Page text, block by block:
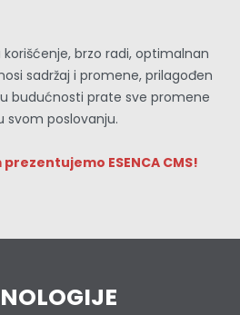
brzo radi, optimalnan
sadržaj i promene, prilagođen
budućnosti prate sve promene
svom poslovanju.
ESENCA CMS!